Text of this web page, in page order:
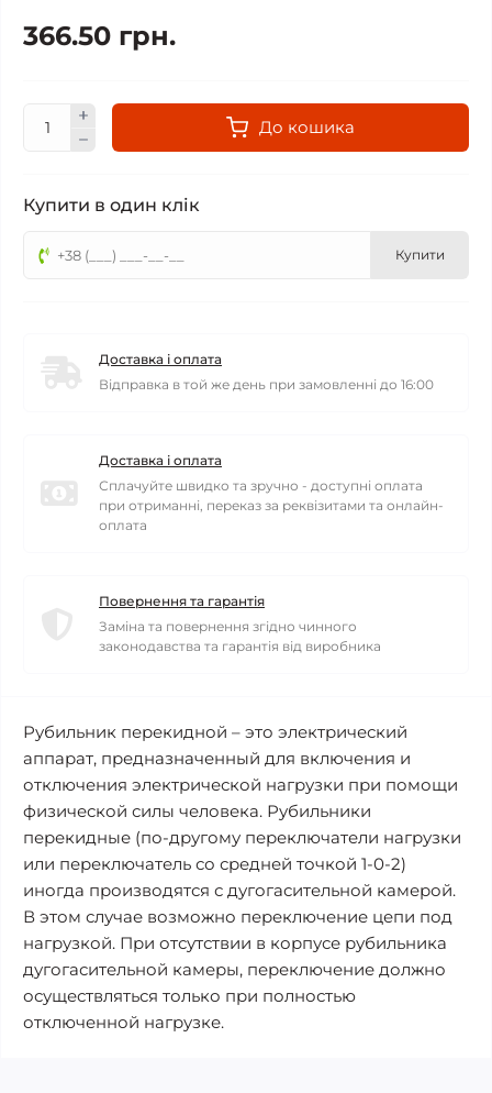
366.50 грн.
До кошика
Купити в один клік
Купити
Доставка і оплата
Відправка в той же день при замовленні до 16:00
Доставка і оплата
Сплачуйте швидко та зручно - доступні оплата
при отриманні, переказ за реквізитами та онлайн-
оплата
Повернення та гарантія
Заміна та повернення згідно чинного
законодавства та гарантія від виробника
Рубильник перекидной – это электрический
аппарат, предназначенный для включения и
отключения электрической нагрузки при помощи
физической силы человека. Рубильники
перекидные (по-другому переключатели нагрузки
или переключатель со средней точкой 1-0-2)
иногда производятся с дугогасительной камерой.
В этом случае возможно переключение цепи под
нагрузкой. При отсутствии в корпусе рубильника
дугогасительной камеры, переключение должно
осуществляться только при полностью
отключенной нагрузке.